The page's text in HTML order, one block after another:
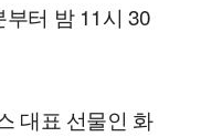
터 밤 11시 30
대표 선물인 화